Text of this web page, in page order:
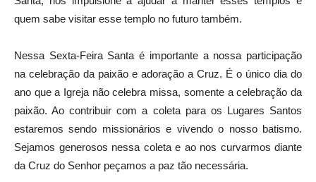
quem sabe visitar esse templo no futuro também.
Nessa Sexta-Feira Santa é importante a nossa participação
na celebração da paixão e adoração a Cruz. É o único dia do
ano que a Igreja não celebra missa, somente a celebração da
paixão. Ao contribuir com a coleta para os Lugares Santos
estaremos sendo missionários e vivendo o nosso batismo.
Sejamos generosos nessa coleta e ao nos curvarmos diante
da Cruz do Senhor peçamos a paz tão necessária.